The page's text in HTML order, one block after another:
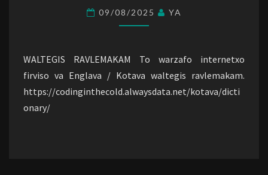
AVK)
09/08/2025 YA
WALTEGIS RAVLEMAKAM To warzafo internetxo
firviso va Englava / Kotava waltegis ravlemakam.
https://codinginthecold.alwaysdata.net/kotava/dicti
onary/